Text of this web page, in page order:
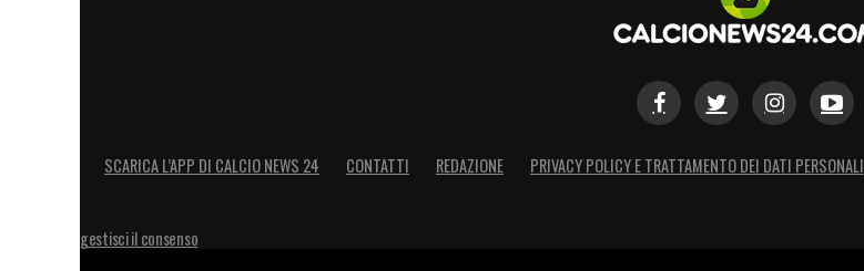
SCARICA L’APP DI CALCIO NEWS 24 CONTATTI REDAZIONE PRIVACY POLICY E TRATTAMENTO DEI DATI PERSONALI
gestisci il consenso